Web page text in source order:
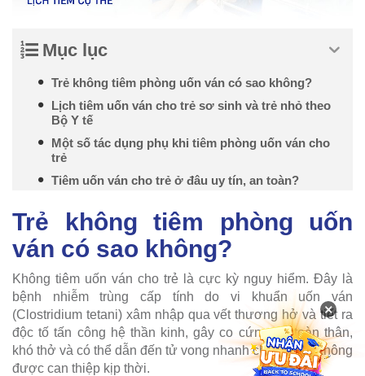
Mục lục
Trẻ không tiêm phòng uốn ván có sao không?
Lịch tiêm uốn ván cho trẻ sơ sinh và trẻ nhỏ theo
Bộ Y tế
Một số tác dụng phụ khi tiêm phòng uốn ván cho
trẻ
Tiêm uốn ván cho trẻ ở đâu uy tín, an toàn?
Trẻ không tiêm phòng uốn
ván có sao không?
Không tiêm uốn ván cho trẻ là cực kỳ nguy hiểm. Đây là
bệnh nhiễm trùng cấp tính do vi khuẩn uốn ván
(Clostridium tetani) xâm nhập qua vết thương hở và tiết ra
độc tố tấn công hệ thần kinh, gây co cứng cơ toàn thân,
khó thở và có thể dẫn đến tử vong nhanh chóng nếu không
được can thiệp kịp thời.
×